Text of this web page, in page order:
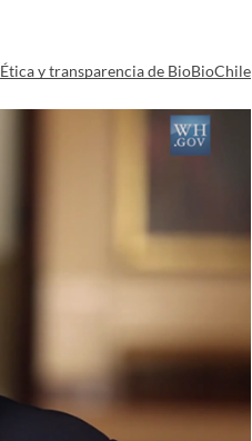
Ética y transparencia de BioBioChile